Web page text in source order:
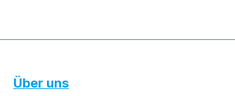
Über uns